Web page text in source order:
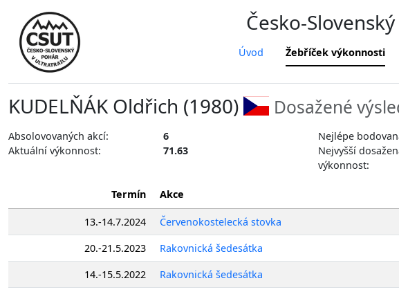
Česko-
Úvod Žebříček výkonnosti
KUDELŇÁK Oldřich (1980) Dosažené
Absolovovaných akcí: 6 Nejlépe
Aktuální výkonnost:
71.63
Nejvyšší
výkonnost:
Termín Akce
13.-14.7.2024 Červenokostelecká stovka
20.-21.5.2023
Rakovnická šedesátka
14.-15.5.2022
Rakovnická šedesátka